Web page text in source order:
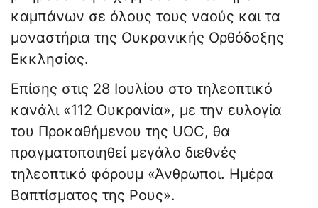
καμπάνων σε όλους τους ναούς και τα
μοναστήρια της Ουκρανικής Ορθόδοξης
Εκκλησίας.
Επίσης στις 28 Ιουλίου στο τηλεοπτικό
κανάλι «112 Ουκρανία», με την ευλογία
του Προκαθήμενου της UOC, θα
πραγματοποιηθεί μεγάλο διεθνές
τηλεοπτικό φόρουμ «Άνθρωποι. Ημέρα
Βαπτίσματος της Ρους».